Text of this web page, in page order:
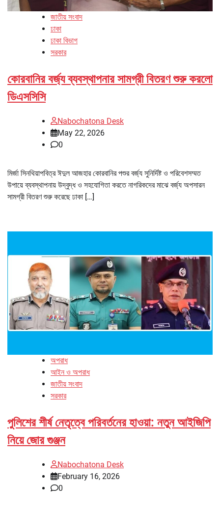
জাতীয় সংবাদ
ঢাকা
ঢাকা বিভাগ
সরকার
কোরবানির বর্জ্য ব্যবস্থাপনার সামগ্রী বিতরণ শুরু করলো
ডিএসসিসি
Nabochatona Desk
May 22, 2026
0
মির্জা সিনথিয়াপবিত্র ঈদুল আজহার কোরবানির পশুর বর্জ্য সুনির্দিষ্ট ও পরিবেশসম্মত
উপায়ে ব্যবস্থাপনায় উদ্বুদ্ধ ও সহযোগিতা করতে নাগরিকদের মাঝে বর্জ্য অপসারন
সামগ্রী বিতরণ শুরু করেছে ঢাকা […]
অপরাধ
আইন ও অপরাধ
জাতীয় সংবাদ
সরকার
পুলিশের শীর্ষ নেতৃত্বে পরিবর্তনের হাওয়া: নতুন আইজিপি
নিয়ে জোর গুঞ্জন
Nabochatona Desk
February 16, 2026
0